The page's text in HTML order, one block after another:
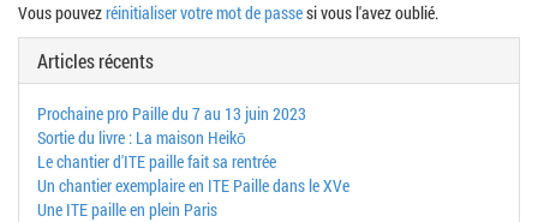
Vous pouvezréinitialiser votre mot de passesi vous l'avez oublié.
Articles récents
Prochaine pro Paille du 7 au 13 juin 2023
Sortie du livre : La maison Heikō
Le chantier d'ITE paille fait sa rentrée
Un chantier exemplaire en ITE Paille dans le XVe
Une ITE paille en plein Paris